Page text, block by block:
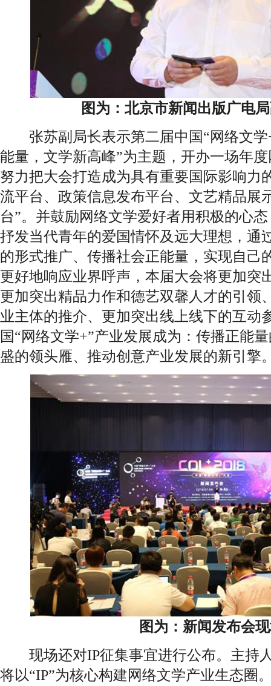
图为：北京市新闻出版广电
张苏副局长表示第二届中国“网络文学
能量，文学新高峰”为主题，开办一场年
努力把大会打造成为具有重要国际影响力
流平台、政策信息发布平台、文艺精品展
台”。并鼓励网络文学爱好者用积极的心
抒发当代青年的爱国情怀及远大理想，通
的形式推广、传播社会正能量，实现自己
更好地响应业界呼声，本届大会将更加突
更加突出精品力作和德艺双馨人才的引领
业主体的推介、更加突出线上线下的互动
国“网络文学+”产业发展成为：传播正能
盛的领头雁、推动创意产业发展的新引擎
图为：新闻发布会
现场还对IP征集事宜进行公布。主持
将以“IP”为核心构建网络文学产业生态圈